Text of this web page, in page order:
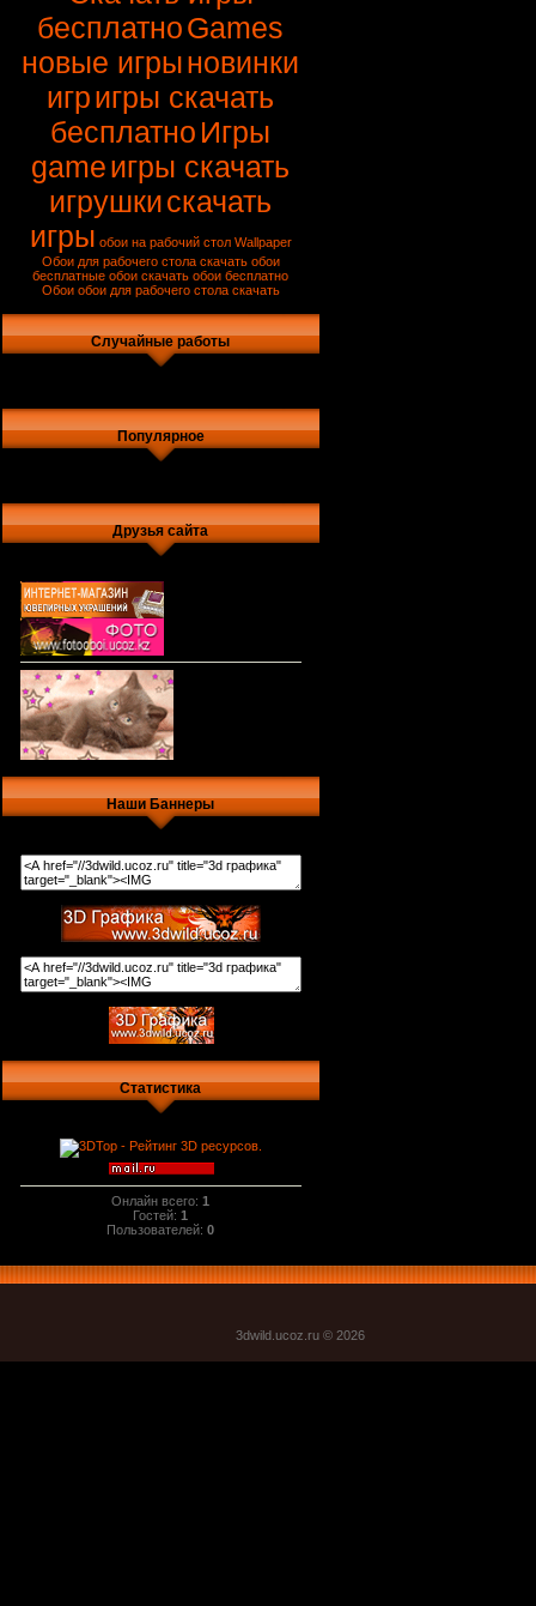
бесплатноGames
новые игрыновинки
игригры скачать
бесплатно Игры
gameигры скачать
игрушкискачать
игры обои на рабочий стол Wallpaper
Обои для рабочего стола скачать обои
бесплатные обои скачать обои бесплатно
Обои обои для рабочего стола скачать
Случайные работы
Популярное
Друзья сайта
Наши Баннеры
Статистика
Онлайн всего:1
Гостей:1
Пользователей:0